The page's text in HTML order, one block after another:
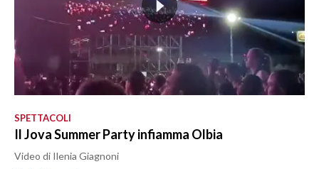
SPETTACOLI
Il Jova Summer Party infiamma Olbia
Video di Ilenia Giagnoni